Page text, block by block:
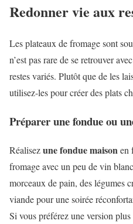
Redonner vie aux
Les plateaux de fromage sont
n’est pas rare de se retrouver
restes variés. Plutôt que de les
utilisez-les pour créer des plats
Préparer une fondue ou
Réalisezune fondue maisonen
fromage avec un peu de vin
morceaux de pain, des légumes
viande pour une soirée
Si vous préférez une version